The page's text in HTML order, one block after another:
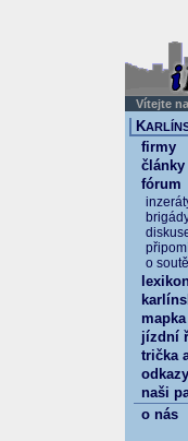
Vítejte
K
firmy
články
fórum
o
mapka
jízdní
trička
odkazy
naši
o nás